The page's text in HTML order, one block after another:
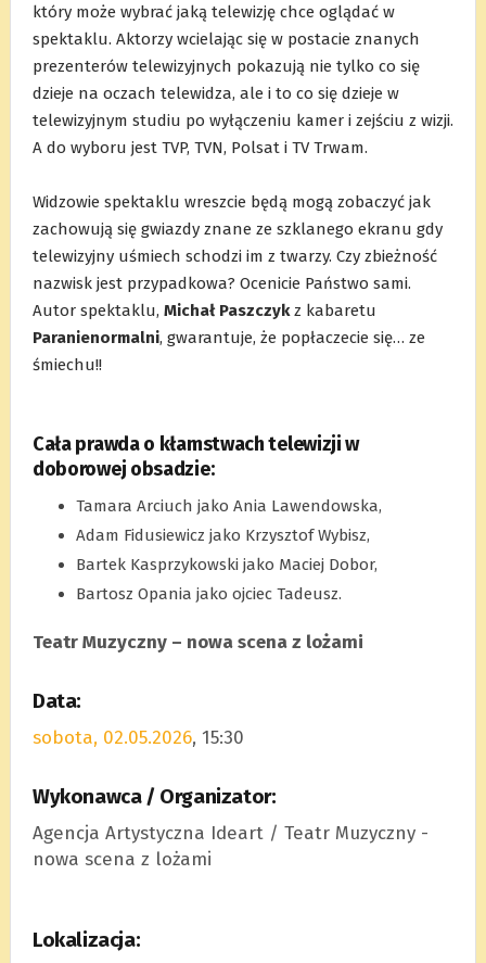
który może wybrać jaką telewizję chce oglądać w
spektaklu. Aktorzy wcielając się w postacie znanych
prezenterów telewizyjnych pokazują nie tylko co się
dzieje na oczach telewidza, ale i to co się dzieje w
telewizyjnym studiu po wyłączeniu kamer i zejściu z wizji.
A do wyboru jest TVP, TVN, Polsat i TV Trwam.
Widzowie spektaklu wreszcie będą mogą zobaczyć jak
zachowują się gwiazdy znane ze szklanego ekranu gdy
telewizyjny uśmiech schodzi im z twarzy. Czy zbieżność
nazwisk jest przypadkowa? Ocenicie Państwo sami.
Autor spektaklu, Michał Paszczykz kabaretu
Paranienormalni, gwarantuje, że popłaczecie się… ze
śmiechu!!
Cała prawda o kłamstwach telewizji w
doborowej obsadzie:
Tamara Arciuch jako Ania Lawendowska,
Adam Fidusiewicz jako Krzysztof Wybisz,
Bartek Kasprzykowski jako Maciej Dobor,
Bartosz Opania jako ojciec Tadeusz.
Teatr Muzyczny – nowa scena z lożami
Data:
sobota, 02.05.2026, 15:30
Wykonawca / Organizator:
Agencja Artystyczna Ideart / Teatr Muzyczny -
nowa scena z lożami
Lokalizacja: